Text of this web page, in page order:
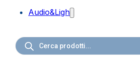
Audio&Light
Ricerca
prodotti